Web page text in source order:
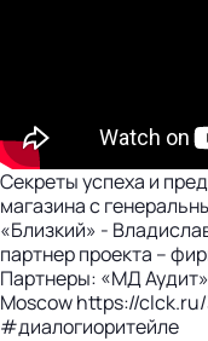
Секреты успеха и
магазина с
«Близкий» -
партнер проекта –
Партнеры: «МД
Moscow https://
#диалогиоритейле